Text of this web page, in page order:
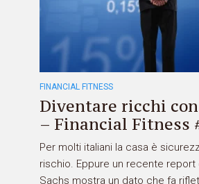
FINANCIAL FITNESS
Diventare ricchi
– Financial Fitness
Per molti italiani la casa è
rischio. Eppure un recente report
Sachs mostra un dato che fa